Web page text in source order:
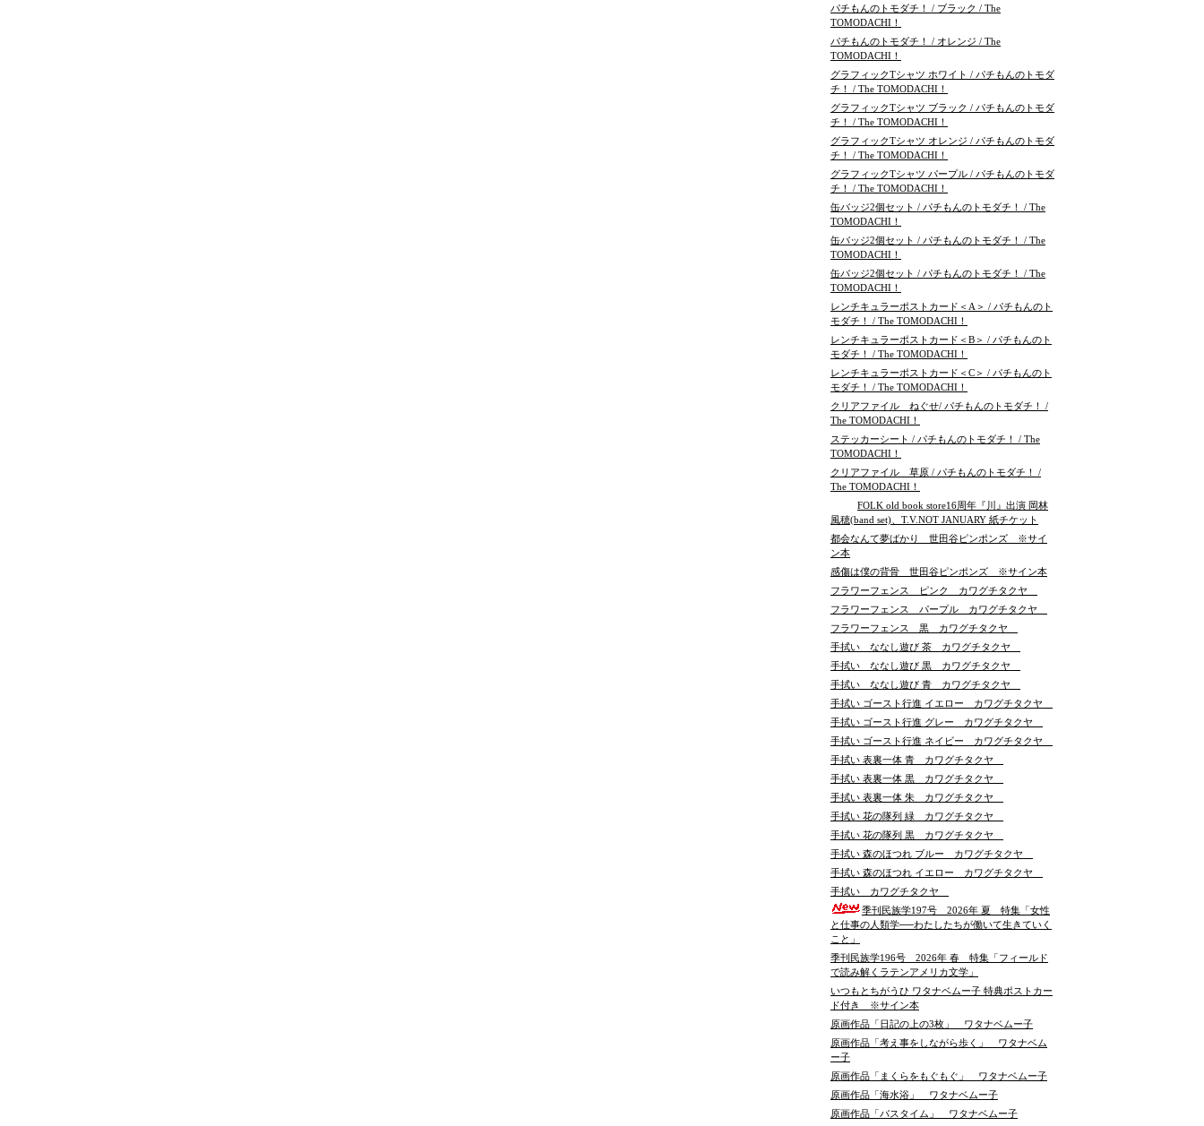
パチもんのトモダチ！ / ブラック / The
TOMODACHI！
パチもんのトモダチ！ / オレンジ / The
TOMODACHI！
グラフィックTシャツ ホワイト / パチもんのトモダ
チ！ / The TOMODACHI！
グラフィックTシャツ ブラック / パチもんのトモダ
チ！ / The TOMODACHI！
グラフィックTシャツ オレンジ / パチもんのトモダ
チ！ / The TOMODACHI！
グラフィックTシャツ パープル / パチもんのトモダ
チ！ / The TOMODACHI！
缶バッジ2個セット / パチもんのトモダチ！ / The
TOMODACHI！
缶バッジ2個セット / パチもんのトモダチ！ / The
TOMODACHI！
缶バッジ2個セット / パチもんのトモダチ！ / The
TOMODACHI！
レンチキュラーポストカード＜A＞ / パチもんのト
モダチ！ / The TOMODACHI！
レンチキュラーポストカード＜B＞ / パチもんのト
モダチ！ / The TOMODACHI！
レンチキュラーポストカード＜C＞ / パチもんのト
モダチ！ / The TOMODACHI！
クリアファイル ねぐせ/ パチもんのトモダチ！ /
The TOMODACHI！
ステッカーシート / パチもんのトモダチ！ / The
TOMODACHI！
クリアファイル 草原 / パチもんのトモダチ！ /
The TOMODACHI！
FOLK old book store16周年『川』出演 岡林
風穂(band set)、T.V.NOT JANUARY 紙チケット
都会なんて夢ばかり 世田谷ピンポンズ ※サイ
ン本
感傷は僕の背骨 世田谷ピンポンズ ※サイン本
フラワーフェンス ピンク カワグチタクヤ
フラワーフェンス パープル カワグチタクヤ
フラワーフェンス 黒 カワグチタクヤ
手拭い ななし遊び 茶 カワグチタクヤ
手拭い ななし遊び 黒 カワグチタクヤ
手拭い ななし遊び 青 カワグチタクヤ
手拭い ゴースト行進 イエロー カワグチタクヤ
手拭い ゴースト行進 グレー カワグチタクヤ
手拭い ゴースト行進 ネイビー カワグチタクヤ
手拭い 表裏一体 青 カワグチタクヤ
手拭い 表裏一体 黒 カワグチタクヤ
手拭い 表裏一体 朱 カワグチタクヤ
手拭い 花の隊列 緑 カワグチタクヤ
手拭い 花の隊列 黒 カワグチタクヤ
手拭い 森のほつれ ブルー カワグチタクヤ
手拭い 森のほつれ イエロー カワグチタクヤ
手拭い カワグチタクヤ
季刊民族学197号 2026年 夏 特集「女性
と仕事の人類学──わたしたちが働いて生きていく
こと」
季刊民族学196号 2026年 春 特集「フィールド
で読み解くラテンアメリカ文学」
いつもとちがうひ ワタナベムー子 特典ポストカー
ド付き ※サイン本
原画作品「日記の上の3枚」 ワタナベムー子
原画作品「考え事をしながら歩く」 ワタナベム
ー子
原画作品「まくらをもぐもぐ」 ワタナベムー子
原画作品「海水浴」 ワタナベムー子
原画作品「バスタイム」 ワタナベムー子